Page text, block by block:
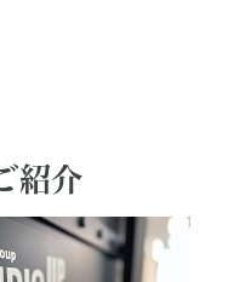
紹介